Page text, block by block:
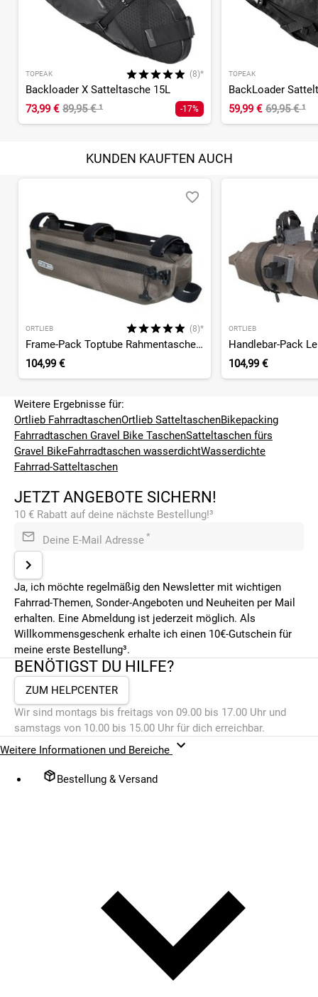
TOPEAK (8)*
Backloader X Satteltasche 15L
73,99 € 89,95 €¹ -17%
TOPEAK
BackLoader
59,99 € 69,95 €¹
KUNDEN KAUFTEN AUCH
ORTLIEB (8)*
Frame-Pack Toptube Rahmentasche 4L
104,99 €
ORTLIEB
Handlebar-Pack
104,99 €
Weitere Ergebnisse für:
Ortlieb FahrradtaschenOrtlieb SatteltaschenBikepacking
Fahrradtaschen Gravel Bike TaschenSatteltaschen fürs
Gravel BikeFahrradtaschen wasserdichtWasserdichte
Fahrrad-Satteltaschen
JETZT ANGEBOTE SICHERN!
10 € Rabatt auf deine nächste Bestellung!³
Deine E-Mail Adresse *
Ja, ich möchte regelmäßig den Newsletter mit wichtigen
Fahrrad-Themen, Sonder-Angeboten und Neuheiten per Mail
erhalten. Eine Abmeldung ist jederzeit möglich. Als
Willkommensgeschenk erhalte ich einen 10€-Gutschein für
meine erste Bestellung³.
BENÖTIGST DU HILFE?
ZUM HELPCENTER
Wir sind montags bis freitags von 09.00 bis 17.00 Uhr und
samstags von 10.00 bis 15.00 Uhr für dich erreichbar.
Weitere Informationen und Bereiche
Bestellung & Versand